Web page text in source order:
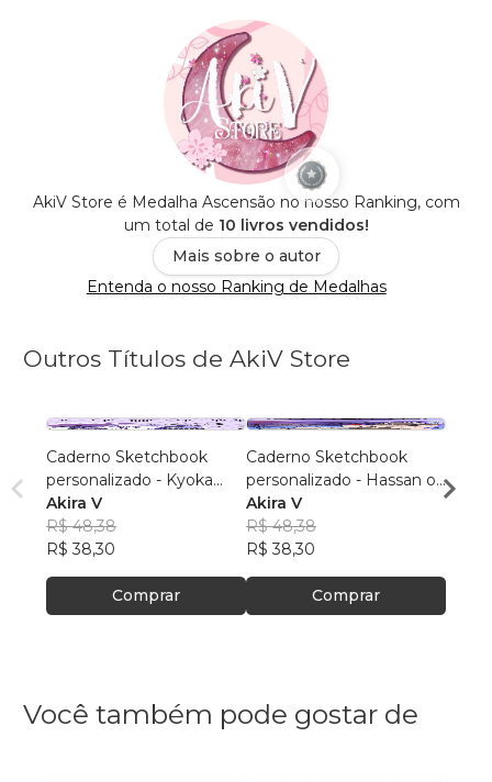
AkiV Store é Medalha Ascensão no nosso Ranking, com
um total de 10 livros vendidos!
Mais sobre o autor
Entenda o nosso Ranking de Medalhas
Outros Títulos de AkiV Store
Caderno Sketchbook
personalizado - Kyoka
Jirou 1 (pequeno) - Folha
branca
Akira V
R$ 48,38
R$ 38,30
Comprar
Caderno Sketchbook
personalizado - Hassan of
Serenity IDOL 1
(pequeno) - Folha branca
Akira V
R$ 48,38
R$ 38,30
Comprar
Gray
Akira
Você também pode gostar de